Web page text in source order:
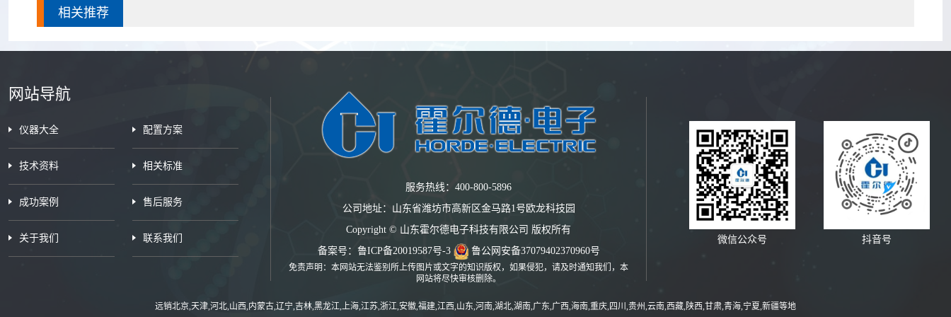
相关推荐
网站导航
仪器大全 配置方案
技术资料 相关标准
成功案例 售后服务
关于我们 联系我们
服务热线：400-800-5896
公司地址：山东省潍坊市高新区金马路1号欧龙科技园
Copyright © 山东霍尔德电子科技有限公司 版权所有
备案号： 鲁ICP备20019587号-3 鲁公网安备37079402370960号
免责声明：本网站无法鉴别所上传图片或文字的知识版权，如果侵犯，请及时通知我们，本
网站将尽快审核删除。
微信公众号 抖音号
远销北京,天津,河北,山西,内蒙古,辽宁,吉林,黑龙江,上海,江苏,浙江,安徽,福建,江西,山东,河南,湖北,湖南,广东,广西,海南,重庆,四川,贵州,云南,西藏,陕西,甘肃,青海,宁夏,新疆等地